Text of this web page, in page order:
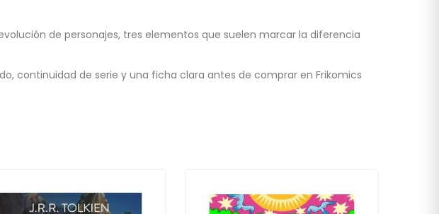
de personajes, tres elementos que suelen marcar la diferencia
continuidad de serie y una ficha clara antes de comprar en Frikomics